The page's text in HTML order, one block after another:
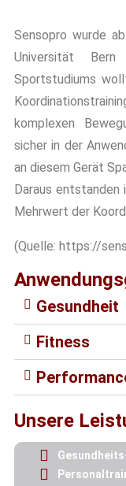
Sensopro wurde
Universität
Sportstudiums
komplexen
sicher in der
an diesem Gerät
Daraus
Mehrwert der
(Quelle: https://
Gesundheit
Fitness
Unsere